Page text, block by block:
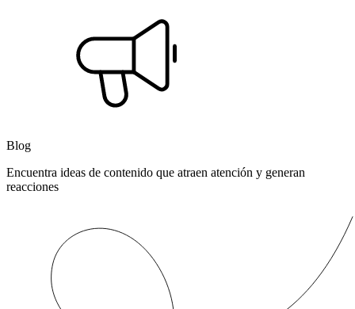
Blog
Encuentra ideas de contenido que atraen atención y generan
reacciones